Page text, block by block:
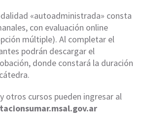
«autoadministrada» consta
con evaluación online
múltiple). Al completar el
podrán descargar el
donde constará la duración
otros cursos pueden ingresar al